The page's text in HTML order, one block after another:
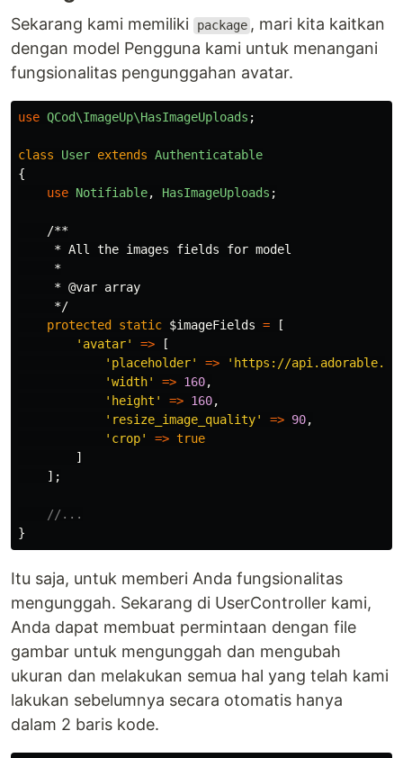
Sekarang kami memiliki package , mari kita kaitkan
dengan model Pengguna kami untuk menangani
fungsionalitas pengunggahan avatar.
use QCod\ImageUp\HasImageUploads ;
class User extends Authenticatable
{
use Notifiable, HasImageUploads ;
/**
     * All the images fields for model
     *
     * @var array
     */
protected
static $imageFields =
[
'avatar'
=>
[
'placeholder'
=>
'https://
'width'
=> 160,
'height'
=> 160,
'resize_image_quality'
=> 90,
'crop'
=> true
]
];
//...
}
Itu saja, untuk memberi Anda fungsionalitas
mengunggah. Sekarang di UserController kami,
Anda dapat membuat permintaan dengan file
gambar untuk mengunggah dan mengubah
ukuran dan melakukan semua hal yang telah kami
lakukan sebelumnya secara otomatis hanya
dalam 2 baris kode.